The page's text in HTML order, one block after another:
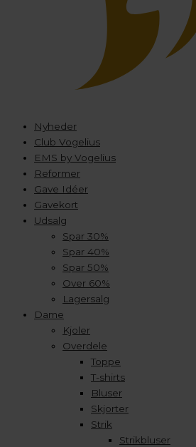
Nyheder
Club Vogelius
EMS by Vogelius
Reformer
Gave Idéer
Gavekort
Udsalg
Spar 30%
Spar 40%
Spar 50%
Over 60%
Lagersalg
Dame
Kjoler
Overdele
Toppe
T-shirts
Bluser
Skjorter
Strik
Strikbluser